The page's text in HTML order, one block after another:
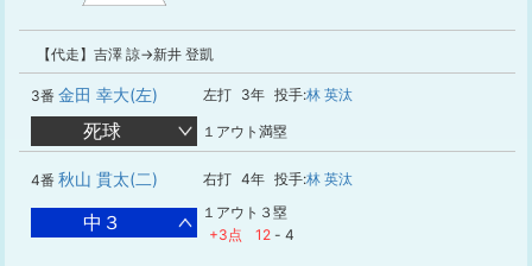
【代走】吉澤 諒→新井 登凱
3番 金田 幸大(左) 左打 3年 投手:林 英汰
死球 １アウト満塁
4番 秋山 貫太(二) 右打 4年 投手:林 英汰
中３
１アウト３塁
+3点
12 - 4